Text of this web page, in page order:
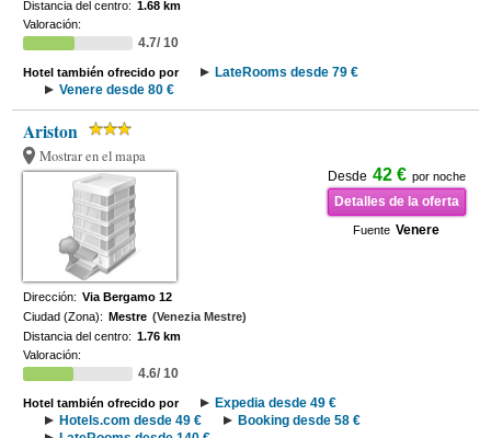
Distancia del centro: 1.68 km
Valoración:
4.7/ 10
Hotel también ofrecido por
LateRooms desde 79 €
Venere desde 80 €
Ariston
Mostrar en el mapa
Desde 42 € por noche
Detalles de la oferta
Fuente Venere
Dirección: Via Bergamo 12
Ciudad (Zona): Mestre (Venezia Mestre)
Distancia del centro: 1.76 km
Valoración:
4.6/ 10
Hotel también ofrecido por
Expedia desde 49 €
Hotels.com desde 49 €
Booking desde 58 €